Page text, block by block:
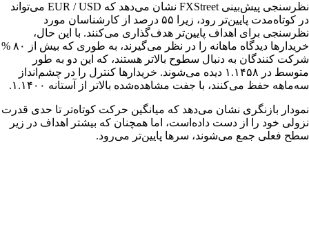
​​​​​​​​نظرسنجی پیش‌بینی FXStreet نشان می‌دهد که EUR / USD می‌تواند
در کوتاه‌مدت پایین‌تر رود، زیرا ۵۵ درصد از کارشناسان مورد
نظرسنجی برای اهداف پایین‌تر هدف‌گذاری می‌کنند. ​با این حال،
خریدارها دیدگاه ماهانه را در نظر می‌گیرند، به طوری که بیش از ۸۰ %
شرکت کنندگان به دنبال سطوح بالاتر هستند، که این دو به طور
متوسط در ۱.۱۴۵۸ دیده می‌شوند. خریدار‌ها کنترل را در چشم‌انداز
سه‌ماهه حفظ می‌کنند، با جفت مشاهده‌شده بالاتر از آستانه ۱.۱۴۰۰. ​
نمودار بازنگری نشان می‌دهد که میانگین حرکت کوتاه‌تر تا حدی قدرت
نزولی خود را از دست داده‌است، اما همچنان که بیشتر اهداف در زیر
سطح فعلی جمع می‌شوند، سرها پایین‌تر می‌رود.